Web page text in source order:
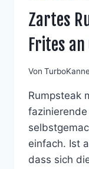
Zartes
Frites
Von
Rumpsteak
einfach. Ist
dass sich